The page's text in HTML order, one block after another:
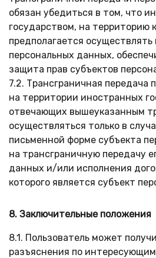
обязан убедиться в том, что
государством, на территорию
предполагается осуществлять
персональных данных,
защита прав субъектов
7.2. Трансграничная передача
на территории иностранных
отвечающих вышеуказанным
осуществляться только в
письменной форме субъекта
на трансграничную передачу
данных и/или исполнения
которого является субъект
8. Заключительные положения
8.1. Пользователь может
разъяснения по